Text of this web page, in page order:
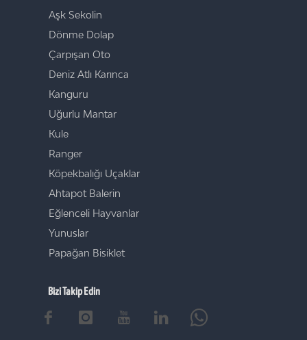
Aşk Sekolin
Dönme Dolap
Çarpışan Oto
Deniz Atlı Karınca
Kanguru
Uğurlu Mantar
Kule
Ranger
Köpekbalığı Uçaklar
Ahtapot Balerin
Eğlenceli Hayvanlar
Yunuslar
Papağan Bisiklet
Bizi Takip Edin